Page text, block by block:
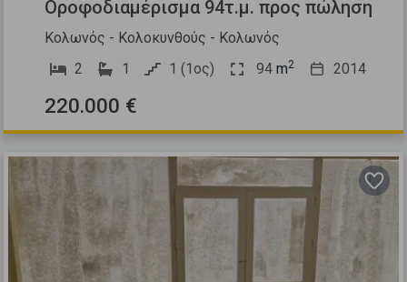
Οροφοδιαμέρισμα 94τ.μ. προς πώληση
Κολωνός - Κολοκυνθούς - Κολωνός
2
1 1 (1ος) 94 m2 2014
220.000 €